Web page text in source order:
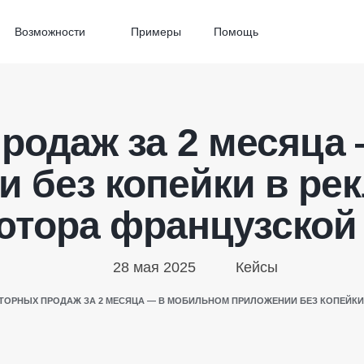
Возможности Примеры Помощь
за 2
без копейки в
французской
28 мая 2025 Кейсы
ПРОДАЖ ЗА 2 МЕСЯЦА — В МОБИЛЬНОМ ПРИЛОЖЕНИИ БЕЗ